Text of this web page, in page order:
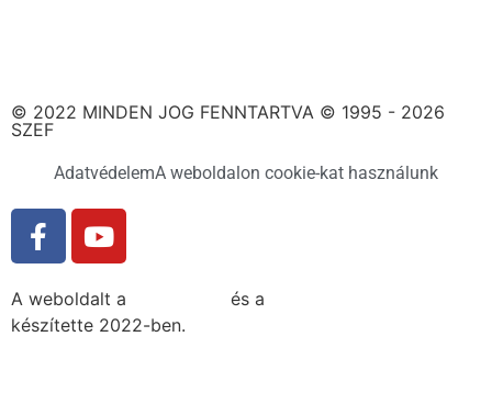
© 2022 MINDEN JOG FENNTARTVA © 1995 - 2026
SZEF
AdatvédelemA weboldalon cookie-kat használunk
A weboldalt a és a
készítette 2022-ben.